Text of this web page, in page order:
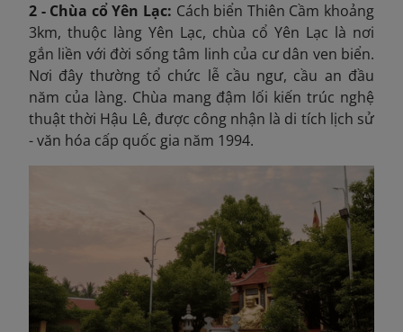
2 - Chùa cổ Yên Lạc: Cách biển Thiên Cầm khoảng
3km, thuộc làng Yên Lạc, chùa cổ Yên Lạc là nơi
gắn liền với đời sống tâm linh của cư dân ven biển.
Nơi đây thường tổ chức lễ cầu ngư, cầu an đầu
năm của làng. Chùa mang đậm lối kiến trúc nghệ
thuật thời Hậu Lê, được công nhận là di tích lịch sử
- văn hóa cấp quốc gia năm 1994.